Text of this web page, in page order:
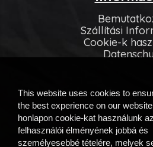
This website uses cookies to
the best experience on our
honlapon cookie-kat használunk
felhasználói élményének jobbá és
személyesebbé tételére, melyek
Szállítási
Cookie-k
Allgemeinen
Egyéb